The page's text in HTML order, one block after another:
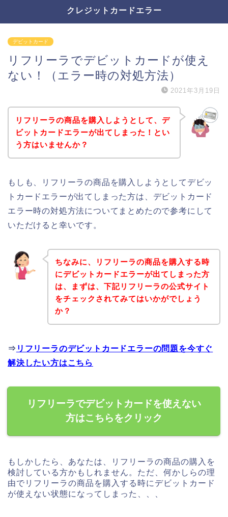
クレジットカードエラー
デビットカード
リフリーラでデビットカードが使え
ない！（エラー時の対処方法）
2021年3月19日
リフリーラの商品を購入しようとして、デ
ビットカードエラーが出てしまった！とい
う方はいませんか？
もしも、リフリーラの商品を購入しようとしてデビッ
トカードエラーが出てしまった方は、デビットカード
エラー時の対処方法についてまとめたので参考にして
いただけると幸いです。
ちなみに、リフリーラの商品を購入する時
にデビットカードエラーが出てしまった方
は、まずは、下記リフリーラの公式サイト
をチェックされてみてはいかがでしょう
か？
⇒ リフリーラのデビットカードエラーの問題を今すぐ
解決したい方はこちら
リフリーラでデビットカードを使えない
方はこちらをクリック
もしかしたら、あなたは、リフリーラの商品の購入を
検討している方かもしれません。ただ、何かしらの理
由でリフリーラの商品を購入する時にデビットカード
が使えない状態になってしまった、、、